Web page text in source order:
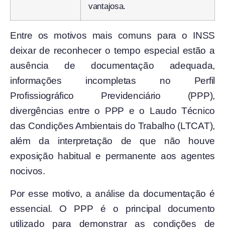
vantajosa.
Entre os motivos mais comuns para o INSS
deixar de reconhecer o tempo especial estão a
ausência de documentação adequada,
informações incompletas no Perfil
Profissiográfico Previdenciário (PPP),
divergências entre o PPP e o Laudo Técnico
das Condições Ambientais do Trabalho (LTCAT),
além da interpretação de que não houve
exposição habitual e permanente aos agentes
nocivos.
Por esse motivo, a análise da documentação é
essencial. O PPP é o principal documento
utilizado para demonstrar as condições de